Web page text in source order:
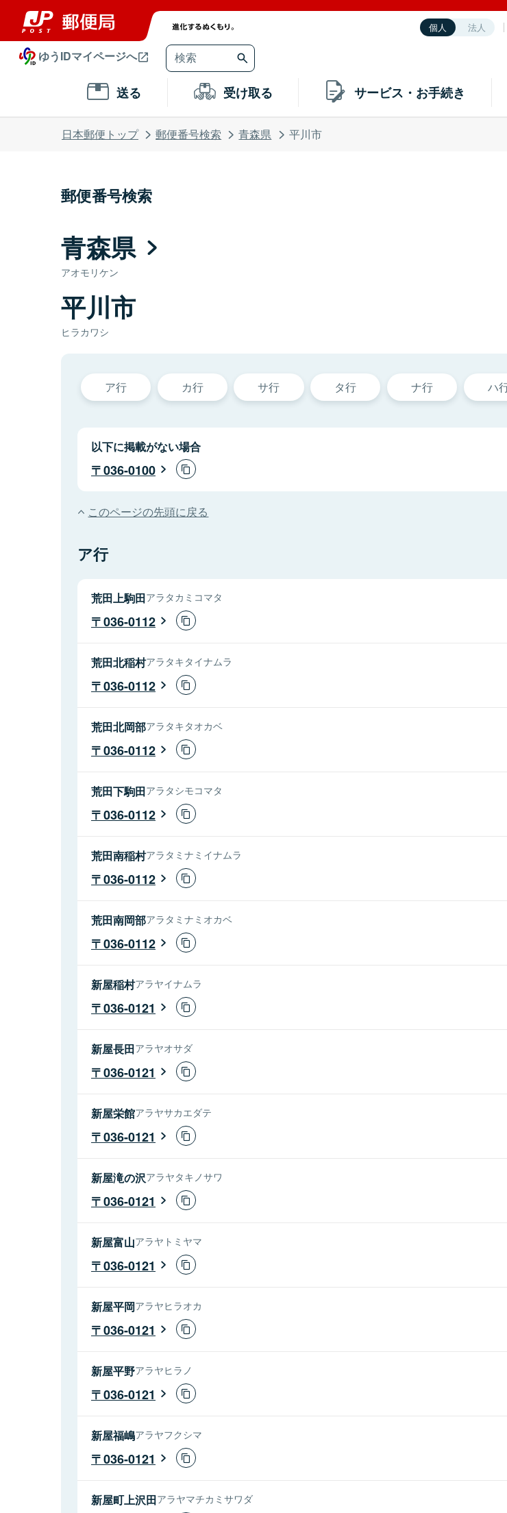
個人 法人
ゆうIDマイページへ
送る 受け取る サービス・お手続き
日本郵便トップ 郵便番号検索 青森県 平川市
郵便番号検索
青森県
アオモリケン
平川市
ヒラカワシ
ア行 カ行 サ行 タ行 ナ行 ハ
以下に掲載がない場合
036-0100
このページの先頭に戻る
ア行
荒田上駒田アラタカミコマタ
036-0112
荒田北稲村アラタキタイナムラ
036-0112
荒田北岡部アラタキタオカベ
036-0112
荒田下駒田アラタシモコマタ
036-0112
荒田南稲村アラタミナミイナムラ
036-0112
荒田南岡部アラタミナミオカベ
036-0112
新屋稲村アラヤイナムラ
036-0121
新屋長田アラヤオサダ
036-0121
新屋栄館アラヤサカエダテ
036-0121
新屋滝の沢アラヤタキノサワ
036-0121
新屋富山アラヤトミヤマ
036-0121
新屋平岡アラヤヒラオカ
036-0121
新屋平野アラヤヒラノ
036-0121
新屋福嶋アラヤフクシマ
036-0121
新屋町上沢田アラヤマチカミサワダ